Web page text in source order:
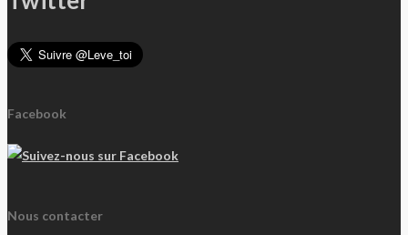
Facebook
Nous contacter